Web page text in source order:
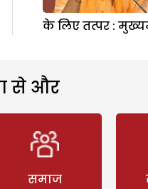
के लिए तत्पर :
से और
समाज